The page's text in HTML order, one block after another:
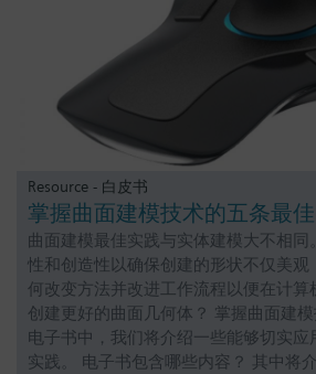
Resource - 白皮书
掌握曲面建模技术的五条最
曲面建模最佳实践与实体建模大不相同
性和创造性以确保创建的形状不仅美观
何改变方法并改进工作流程以便在计算
创建更好的曲面几何体？ 掌握曲面建
电子书中，我们将介绍一些能够切实应
实践。 电子书包含哪些内容？ 其中将